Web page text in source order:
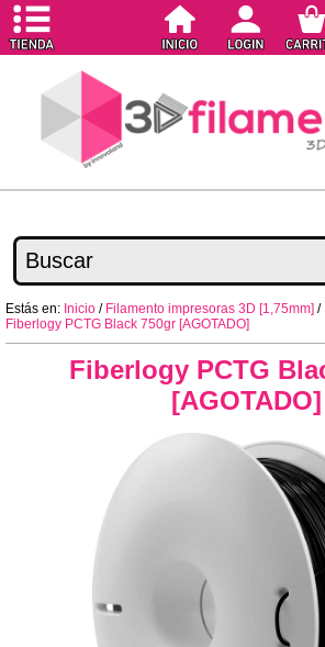
Estás en: Inicio / Filamento impresoras 3D [1,75mm] /
Fiberlogy PCTG Black 750gr [AGOTADO]
Fiberlogy PCTG
[AGOTADO]